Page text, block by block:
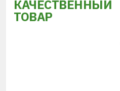
КАЧЕСТВЕННЫЙ
ТОВАР